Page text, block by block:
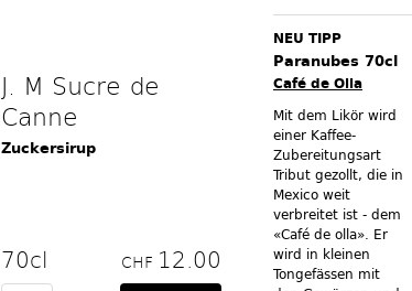
J. M Sucre de
Canne
Zuckersirup
70cl CHF 12.00
NEU TIPP
Paranubes 70cl
Café de Olla
Mit dem Likör wird
einer Kaffee-
Zubereitungsart
Tribut gezollt, die in
Mexico weit
verbreitet ist - dem
«Café de olla». Er
wird in kleinen
Tongefässen mit